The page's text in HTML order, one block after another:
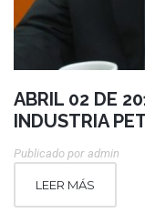
ABRIL 02 DE
INDUSTRIA
Publicado por Admin
LEER MÁS